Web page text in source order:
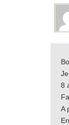
8
A